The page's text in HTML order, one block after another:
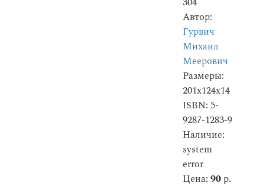
Автор:
Гурвич
Михаил
Меерович
Размеры:
201x124x14
ISBN: 5-
9287-1283-9
Наличие:
system
error
Цена: 90 р.